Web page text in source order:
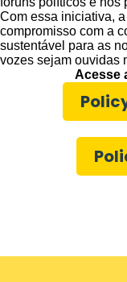
Com essa iniciativa,
compromisso com a
sustentável para as
vozes sejam ouvidas
Acesse